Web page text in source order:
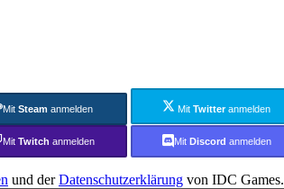
Mit Steam anmelden MitTwitteranmelden
Mit Twitch anmelden Mit Discord anmelden
und derDatenschutzerklärung von IDC Games.